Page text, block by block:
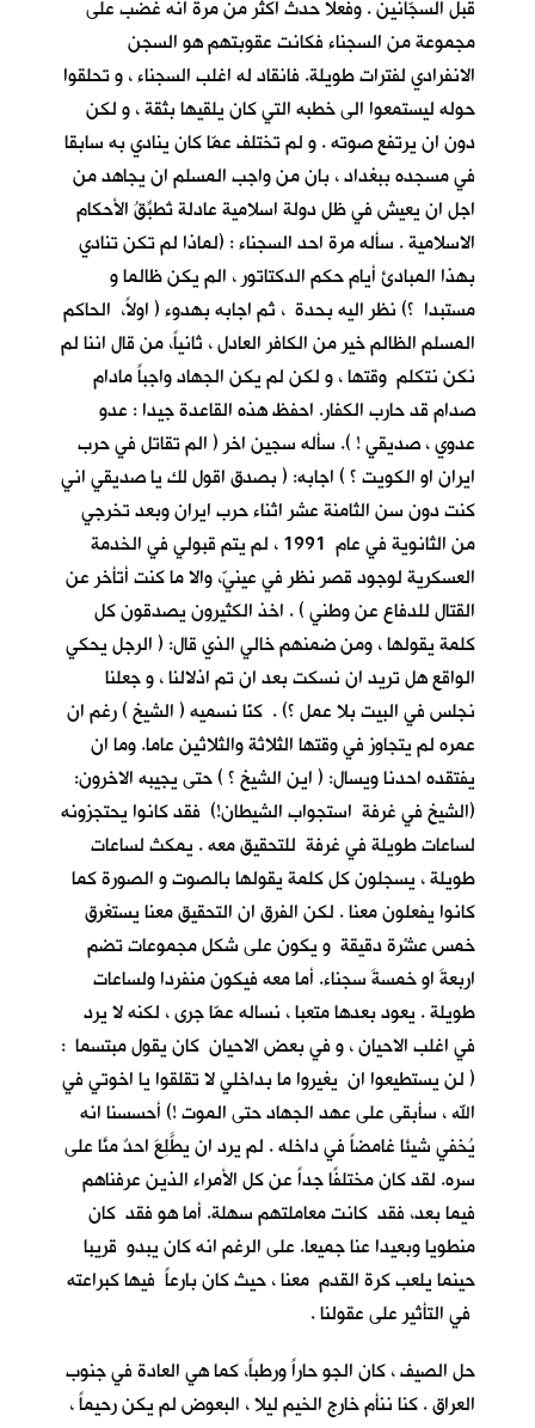
قبل السجّانين . وفعلا حدث اكثر من مرة انه غضب على
مجموعة من السجناء فكانت عقوبتهم هو السجن
الانفرادي لفترات طويلة. فانقاد له اغلب السجناء ، و تحلقوا
حوله ليستمعوا الى خطبه التي كان يلقيها بثقة ، و لكن
دون ان يرتفع صوته . و لم تختلف عمّا كان ينادي به سابقا
في مسجده ببغداد ، بان من واجب المسلم ان يجاهد من
اجل ان يعيش في ظل دولة اسلامية عادلة تُطبِّقُ الأحكام
الاسلامية . سأله مرة احد السجناء : (لماذا لم تكن تنادي
بهذا المبادئ أيام حكم الدكتاتور ، الم يكن ظالما و
مستبدا ؟) نظر اليه بحدة ، ثم اجابه بهدوء ( اولاً، الحاكم
المسلم الظالم خير من الكافر العادل ، ثانياً، من قال اننا لم
نكن نتكلم وقتها ، و لكن لم يكن الجهاد واجباً مادام
صدام قد حارب الكفار. احفظ هذه القاعدة جيدا : عدو
عدوي ، صديقي ! ). سأله سجين اخر ( الم تقاتل في حرب
ايران او الكويت ؟ ) اجابه: ( بصدق اقول لك يا صديقي اني
كنت دون سن الثامنة عشر اثناء حرب ايران وبعد تخرجي
من الثانوية في عام 1991 ، لم يتم قبولي في الخدمة
العسكرية لوجود قصر نظر في عينيّ، والا ما كنت أتأخر عن
القتال للدفاع عن وطني ) . اخذ الكثيرون يصدقون كل
كلمة يقولها ، ومن ضمنهم خالي الذي قال: ( الرجل يحكي
الواقع هل تريد ان نسكت بعد ان تم اذلالنا ، و جعلنا
نجلس في البيت بلا عمل ؟) . كنّا نسميه ( الشيخ ) رغم ان
عمره لم يتجاوز في وقتها الثلاثة والثلاثين عاما. وما ان
يفتقده احدنا ويسال: ( اين الشيخ ؟ ) حتى يجيبه الاخرون:
(الشيخ في غرفة استجواب الشيطان!) فقد كانوا يحتجزونه
لساعات طويلة في غرفة للتحقيق معه . يمكث لساعات
طويلة ، يسجلون كل كلمة يقولها بالصوت و الصورة كما
كانوا يفعلون معنا . لكن الفرق ان التحقيق معنا يستغرق
خمس عشْرة دقيقة و يكون على شكل مجموعات تضم
اربعةَ او خمسةَ سجناء. أما معه فيكون منفردا ولساعات
طويلة . يعود بعدها متعبا ، نساله عمّا جرى ، لكنه لا يرد
في اغلب الاحيان ، و في بعض الاحيان كان يقول مبتسما :
( لن يستطيعوا ان يغيروا ما بداخلي لا تقلقوا يا اخوتي في
الله ، سأبقى على عهد الجهاد حتى الموت !) أحسسنا انه
يُخفي شيئا غامضاً في داخله . لم يرد ان يطَّلِعَ احدٌ منَّا على
سره. لقد كان مختلفًا جداً عن كل الأمراء الذين عرفناهم
فيما بعد، فقد كانت معاملتهم سهلة. أما هو فقد كان
منطويا وبعيدا عنا جميعا. على الرغم انه كان يبدو قريبا
حينما يلعب كرة القدم معنا ، حيث كان بارعاً فيها كبراعته
في التأثير على عقولنا .
حل الصيف ، كان الجو حاراً ورطباً، كما هي العادة في جنوب
العراق . كنا ننأم خارج الخيم ليلا ، البعوض لم يكن رحيماً ،